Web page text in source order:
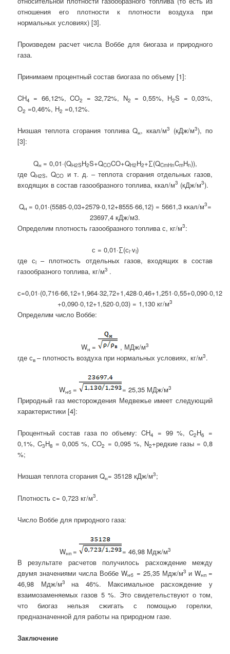
отношения его плотности к плотности воздуха при
нормальных условиях) [3].
Произведем расчет числа Воббе для биогаза и природного
газа.
Принимаем процентный состав биогаза по объему [1]:
CH4 = 66,12%, CO2 = 32,72%, N2 = 0,55%, H2S = 0,03%,
O2 =0,46%, H2 =0,12%.
Низшая теплота сгорания топлива Qн, ккал/м3 (кДж/м3), по
[3]:
Qн = 0,01·(QН2SH2S+QCOCO+QH2H2+∑(QCmHnCmHn)),
где QН2S, QCO и т. д. – теплота сгорания отдельных газов,
входящих в состав газообразного топлива, ккал/м3 (кДж/м3).
Qн = 0,01·(5585·0,03+2579·0,12+8555·66,12) = 5661,3 ккал/м3=
23697,4 кДж/м3.
Определим плотность газообразного топливас, кг/м3:
с = 0,01·∑(сi·vi)
гдесi– плотность отдельных газов, входящих в состав
газообразного топлива, кг/м3 .
с=0,01·(0,716·66,12+1,964·32,72+1,428·0,46+1,251·0,55+0,090·0,12
+0,090·0,12+1,520·0,03) = 1,130 кг/м3
Определим число Воббе:
Wн = , МДж/м3
гдесв– плотность воздуха при нормальных условиях, кг/м3.
Wнб = = 25,35 МДж/м3
Природный газ месторождения Медвежье имеет следующий
характеристики [4]:
Процентный состав газа по объему: CH4 = 99 %, C2H6
=
0,1%, C3H8 = 0,005 %, СO2 = 0,095 %, N2+редкие газы = 0,8
%;
Низшая теплота сгорания Qн= 35128 кДж/м3;
Плотностьс= 0,723 кг/м3.
Число Воббе для природного газа:
Wнп = = 46,98 Мдж/м3
В результате расчетов получилось расхождение между
двумя значениями числа Воббе Wнб = 25,35 Мдж/м3 и Wнп =
46,98 Мдж/м3 на 46%. Максимальное расхождение у
взаимозаменяемых газов 5 %. Это свидетельствуют о том,
что биогаз нельзя сжигать с помощью горелки,
предназначенной для работы на природном газе.
Заключение